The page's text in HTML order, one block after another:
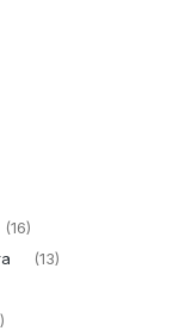
(16)
(13)